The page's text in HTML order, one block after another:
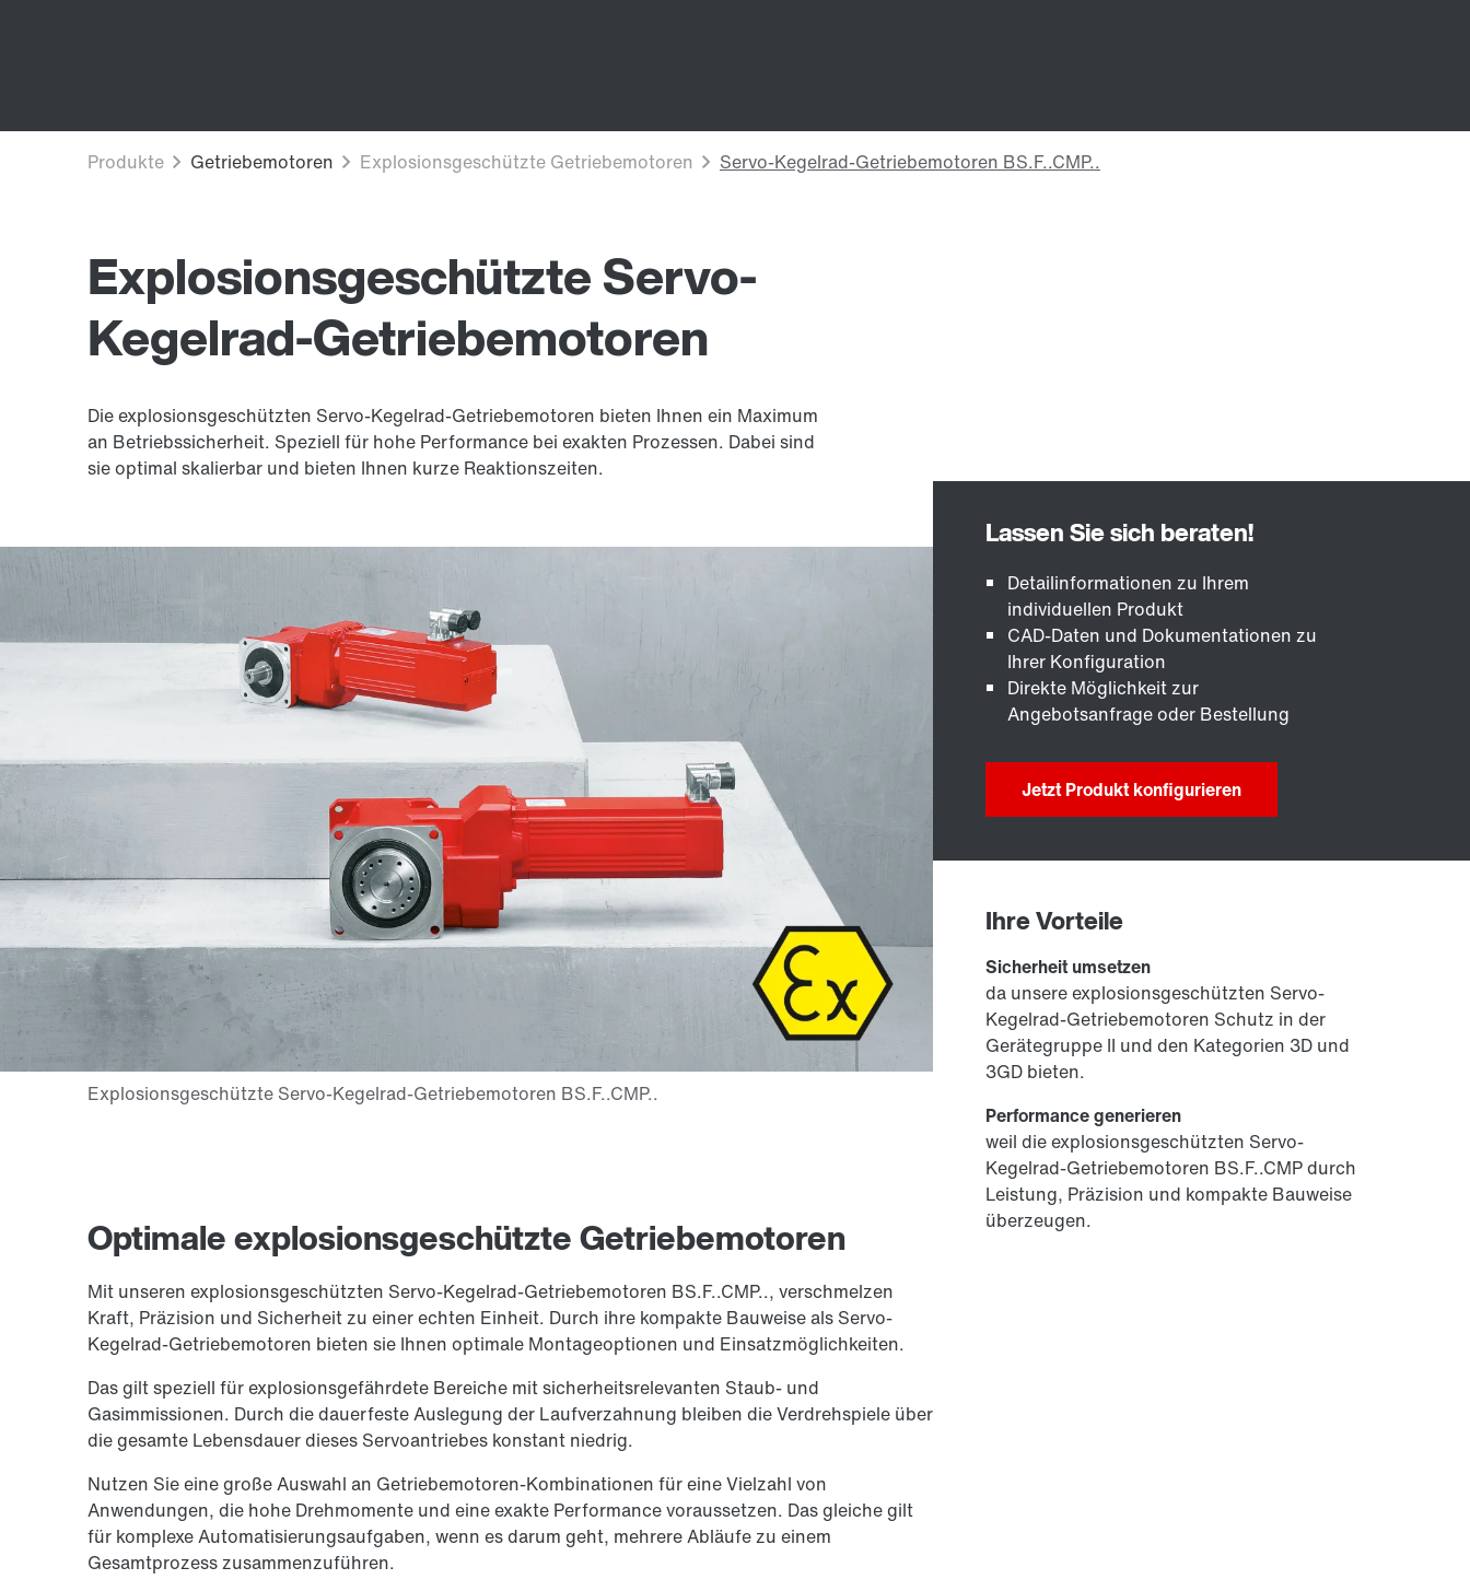
Explosionsgeschützte Servo-
Kegelrad-Getriebemotoren
Die explosionsgeschützten Servo-Kegelrad-Getriebemotoren bieten Ihnen ein Maximum
an Betriebssicherheit. Speziell für hohe Performance bei exakten Prozessen. Dabei sind
sie optimal skalierbar und bieten Ihnen kurze Reaktionszeiten.
Optimale explosionsgeschützte Getriebemotoren
Mit unseren explosionsgeschützten Servo-Kegelrad-Getriebemotoren BS.F..CMP.., verschmelzen
Kraft, Präzision und Sicherheit zu einer echten Einheit. Durch ihre kompakte Bauweise als Servo-
Kegelrad-Getriebemotoren bieten sie Ihnen optimale Montageoptionen und Einsatzmöglichkeiten.
Das gilt speziell für explosionsgefährdete Bereiche mit sicherheitsrelevanten Staub- und
Gasimmissionen. Durch die dauerfeste Auslegung der Laufverzahnung bleiben die Verdrehspiele über
die gesamte Lebensdauer dieses Servoantriebes konstant niedrig.
Nutzen Sie eine große Auswahl an Getriebemotoren-Kombinationen für eine Vielzahl von
Anwendungen, die hohe Drehmomente und eine exakte Performance voraussetzen. Das gleiche gilt
für komplexe Automatisierungsaufgaben, wenn es darum geht, mehrere Abläufe zu einem
Gesamtprozess zusammenzuführen.
Detailinformationen zu Ihrem
individuellen Produkt
CAD-Daten und Dokumentationen zu
Ihrer Konfiguration
Direkte Möglichkeit zur
Angebotsanfrage oder Bestellung
Jetzt Produkt konfigurieren
Ihre Vorteile
Sicherheit umsetzen
da unsere explosionsgeschützten Servo-
Kegelrad-Getriebemotoren Schutz in der
Gerätegruppe II und den Kategorien 3D und
3GD bieten.
Performance generieren
weil die explosionsgeschützten Servo-
Kegelrad-Getriebemotoren BS.F..CMP durch
Leistung, Präzision und kompakte Bauweise
überzeugen.